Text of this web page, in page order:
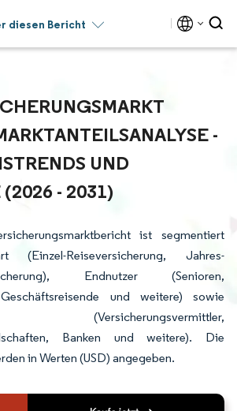
diesen Bericht
- W
UND P
- 2031)
ist segmentiert
(Einzel-Reiseversicherung, Jahres-
Endnutzer (Senioren,
und weitere) sowie
(Versicherungsvermittler,
Banken und weitere). Die
in Werten (USD) angegeben.